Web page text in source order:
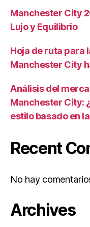
Manchester City
Lujo y Equilibrio
Hoja de ruta para
Manchester City
Análisis del
Manchester City:
estilo basado en
Recent
No hay
Archives